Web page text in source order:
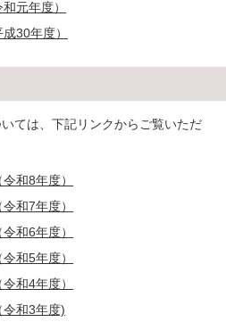
元年度）
30年度）
ては、下記リンクからご覧いただ
和8年度）
和7年度）
和6年度）
和5年度）
和4年度）
和3年度)